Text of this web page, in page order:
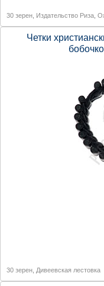
30 зерен Издательство Риза
Четки
30 зерен Дивеевская лестовка